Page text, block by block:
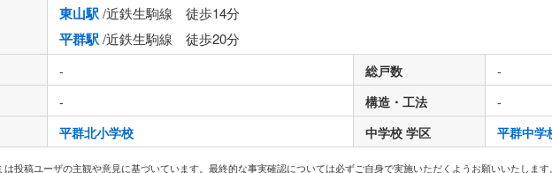
東山駅/近鉄生駒線 徒歩14分
平群駅/近鉄生駒線 徒歩20分
- 総戸数
-
- 構造・工法
-
平群北小学校 中学校 学区 平群中学
は投稿ユーザの主観や意見に基づいています。最終的な事実確認については必ずご自身で実施いただくようお願いいたします